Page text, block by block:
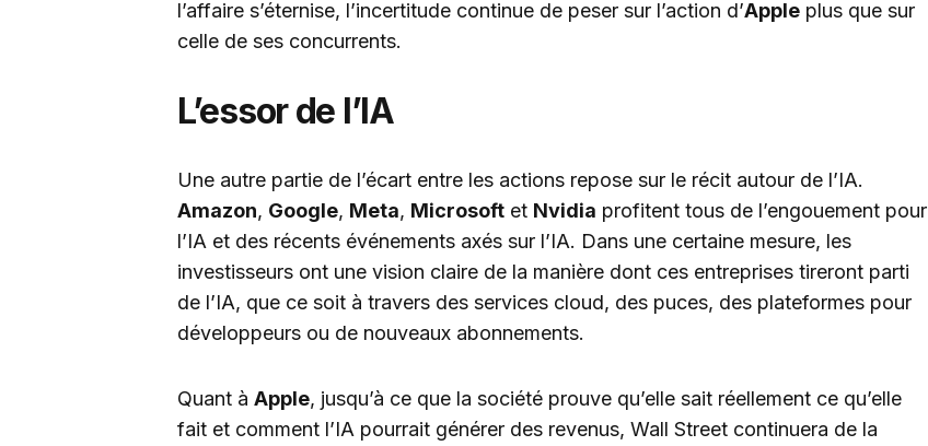
l’affaire s’éternise, l’incertitude continue de peser sur l’action d’Apple plus que sur
celle de ses concurrents.
L’essor de l’IA
Une autre partie de l’écart entre les actions repose sur le récit autour de l’IA.
Amazon, Google, Meta, Microsoft et Nvidia profitent tous de l’engouement pour
l’IA et des récents événements axés sur l’IA. Dans une certaine mesure, les
investisseurs ont une vision claire de la manière dont ces entreprises tireront parti
de l’IA, que ce soit à travers des services cloud, des puces, des plateformes pour
développeurs ou de nouveaux abonnements.
Quant à Apple, jusqu’à ce que la société prouve qu’elle sait réellement ce qu’elle
fait et comment l’IA pourrait générer des revenus, Wall Street continuera de la